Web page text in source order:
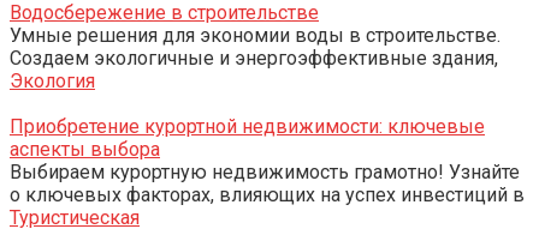
Водосбережение в строительстве
Умные решения для экономии воды в строительстве.
Создаем экологичные и энергоэффективные здания,
Экология
Приобретение курортной недвижимости: ключевые
аспекты выбора
Выбираем курортную недвижимость грамотно! Узнайте
о ключевых факторах, влияющих на успех инвестиций в
Туристическая